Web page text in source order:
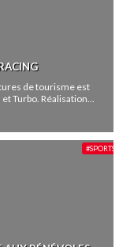
de tourisme est
Turbo. Réalisation...
#SPORTS